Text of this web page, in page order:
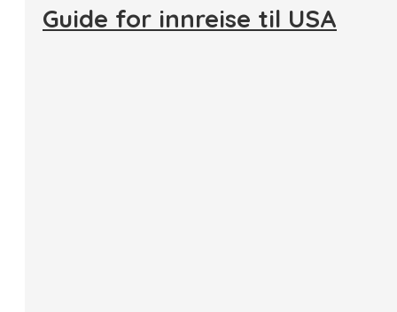
Guide for innreise til USA